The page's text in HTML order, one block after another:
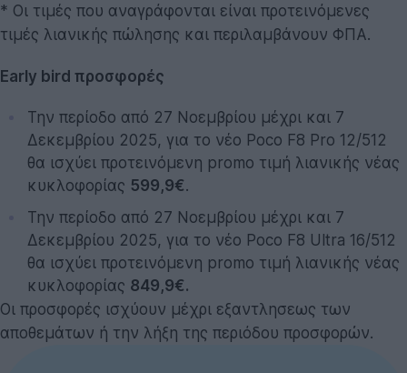
* Οι τιμές που αναγράφονται είναι προτεινόμενες
τιμές λιανικής πώλησης και περιλαμβάνουν ΦΠΑ.
Early bird προσφορές
Την περίοδο από 27 Νοεμβρίου μέχρι και 7
Δεκεμβρίου 2025, για το νέο Poco F8 Pro 12/512
θα ισχύει προτεινόμενη promo τιμή λιανικής νέας
κυκλοφορίας 599,9€.
Την περίοδο από 27 Νοεμβρίου μέχρι και 7
Δεκεμβρίου 2025, για το νέο Poco F8 Ultra 16/512
θα ισχύει προτεινόμενη promo τιμή λιανικής νέας
κυκλοφορίας 849,9€.
Οι προσφορές ισχύουν μέχρι εξαντλησεως των
αποθεμάτων ή την λήξη της περιόδου προσφορών.